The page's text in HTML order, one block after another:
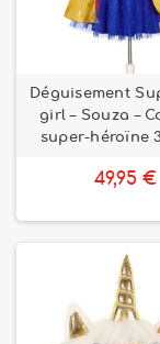
Déguisement
girl – Souza –
super-héroïne
49,95 €